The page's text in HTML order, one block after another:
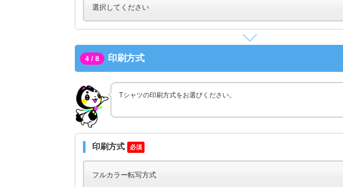
4 / 8 印刷方式
Tシャツの印刷方式をお選びください。
印刷方式 必須